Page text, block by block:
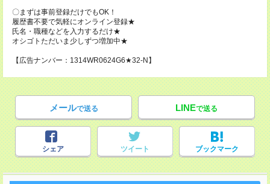
〇まずは事前登録だけでもOK！
履歴書不要で気軽にオンライン登録★
氏名・職種などを入力するだけ★
オシゴトただいま少しずつ増加中★
【広告ナンバー：1314WR0624G6★32-N】
メールで送る LINEで送る
シェア ツイート ブックマーク